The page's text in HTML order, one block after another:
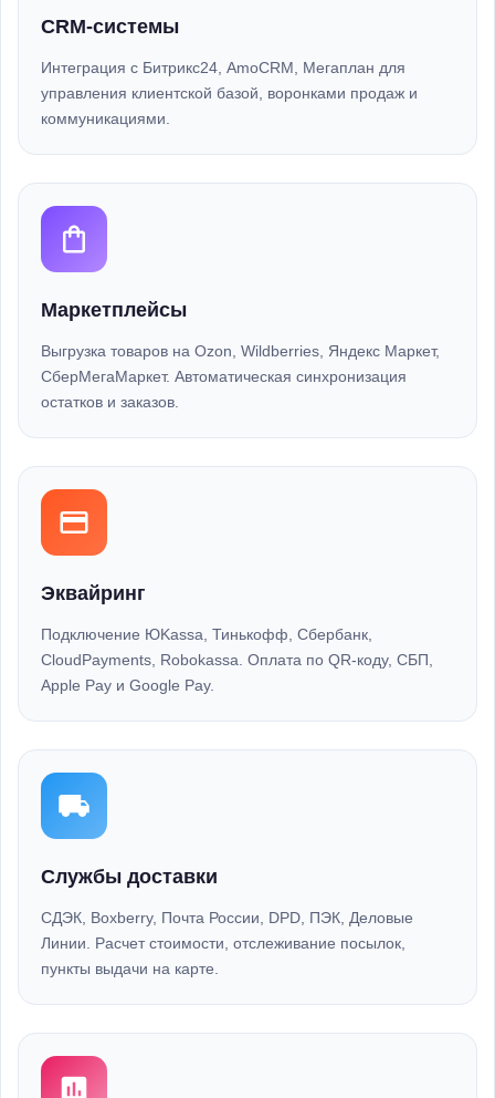
CRM-системы
Интеграция с Битрикс24, AmoCRM, Мегаплан для
управления клиентской базой, воронками продаж и
коммуникациями.
Маркетплейсы
Выгрузка товаров на Ozon, Wildberries, Яндекс Маркет,
СберМегаМаркет. Автоматическая синхронизация
остатков и заказов.
Эквайринг
Подключение ЮKassa, Тинькофф, Сбербанк,
CloudPayments, Robokassa. Оплата по QR-коду, СБП,
Apple Pay и Google Pay.
Службы доставки
СДЭК, Boxberry, Почта России, DPD, ПЭК, Деловые
Линии. Расчет стоимости, отслеживание посылок,
пункты выдачи на карте.